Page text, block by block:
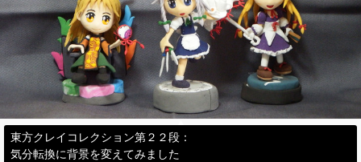
東方クレイコレクション第２２段：
気分転換に背景を変えてみました